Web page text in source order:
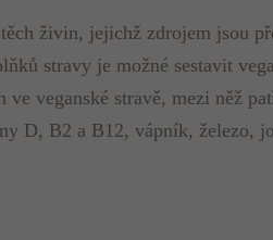
živin, jejichž zdrojem jsou
stravy je možné sestavit
veganské stravě, mezi něž
D, B2 a B12, vápník, železo,